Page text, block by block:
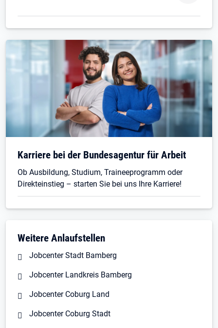
Karriere bei der Bundesagentur für Arbeit
Ob Ausbildung, Studium, Traineeprogramm oder
Direkteinstieg – starten Sie bei uns Ihre Karriere!
Weitere Anlaufstellen
Jobcenter Stadt Bamberg
Jobcenter Landkreis Bamberg
Jobcenter Coburg Land
Jobcenter Coburg Stadt